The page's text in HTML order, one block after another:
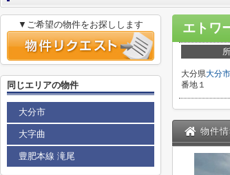
エトワ
大分県大分市
番地１
物件情
▼ご希望の物件をお探しします
同じエリアの物件
大分市
大字曲
豊肥本線 滝尾